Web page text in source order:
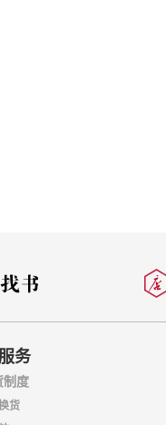
务
制度
货